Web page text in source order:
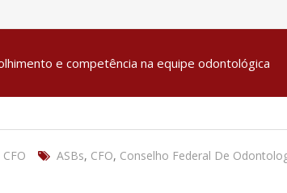
e competência na equipe odontológica
ASBs, CFO, Conselho Federal De